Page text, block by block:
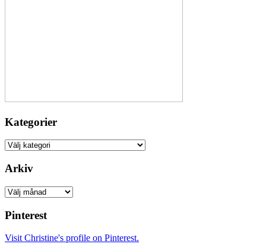
Kategorier
Kategorier
Arkiv
Arkiv
Pinterest
Visit Christine's profile on Pinterest.